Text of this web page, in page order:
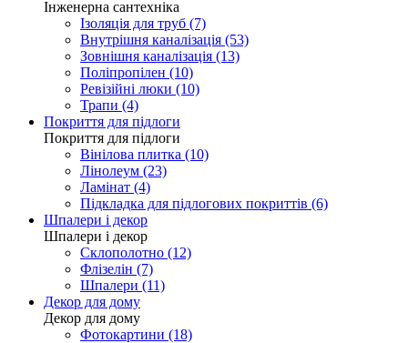
Інженерна сантехніка
Ізоляція для труб (7)
Внутрішня каналізація (53)
Зовнішня каналізація (13)
Поліпропілен (10)
Ревізійні люки (10)
Трапи (4)
Покриття для підлоги
Покриття для підлоги
Вінілова плитка (10)
Лінолеум (23)
Ламінат (4)
Підкладка для підлогових покриттів (6)
Шпалери і декор
Шпалери і декор
Склополотно (12)
Флізелін (7)
Шпалери (11)
Декор для дому
Декор для дому
Фотокартини (18)